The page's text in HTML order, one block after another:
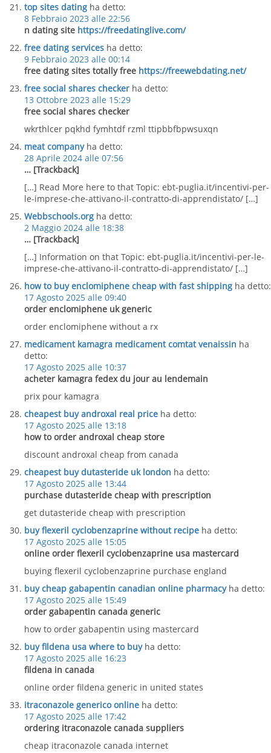
top sites dating ha detto:
8 Febbraio 2023 alle 22:56
n dating site https://freedatinglive.com/
free dating services ha detto:
9 Febbraio 2023 alle 00:14
free dating sites totally free https://freewebdating.net/
free social shares checker ha detto:
13 Ottobre 2023 alle 15:29
free social shares checker
wkrthlcer pqkhd fymhtdf rzml ttipbbfbpwsuxqn
meat company ha detto:
28 Aprile 2024 alle 07:56
… [Trackback]
[…] Read More here to that Topic: ebt-puglia.it/incentivi-per-
le-imprese-che-attivano-il-contratto-di-apprendistato/ […]
Webbschools.org ha detto:
2 Maggio 2024 alle 18:38
… [Trackback]
[…] Information on that Topic: ebt-puglia.it/incentivi-per-le-
imprese-che-attivano-il-contratto-di-apprendistato/ […]
how to buy enclomiphene cheap with fast shipping ha detto:
17 Agosto 2025 alle 09:40
order enclomiphene uk generic
order enclomiphene without a rx
medicament kamagra medicament comtat venaissin ha
detto:
17 Agosto 2025 alle 10:37
acheter kamagra fedex du jour au lendemain
prix pour kamagra
cheapest buy androxal real price ha detto:
17 Agosto 2025 alle 13:18
how to order androxal cheap store
discount androxal cheap from canada
cheapest buy dutasteride uk london ha detto:
17 Agosto 2025 alle 13:44
purchase dutasteride cheap with prescription
get dutasteride cheap with prescription
buy flexeril cyclobenzaprine without recipe ha detto:
17 Agosto 2025 alle 15:05
online order flexeril cyclobenzaprine usa mastercard
buying flexeril cyclobenzaprine purchase england
buy cheap gabapentin canadian online pharmacy ha detto:
17 Agosto 2025 alle 15:49
order gabapentin canada generic
how to order gabapentin using mastercard
buy fildena usa where to buy ha detto:
17 Agosto 2025 alle 16:23
fildena in canada
online order fildena generic in united states
itraconazole generico online ha detto:
17 Agosto 2025 alle 17:42
ordering itraconazole canada suppliers
cheap itraconazole canada internet